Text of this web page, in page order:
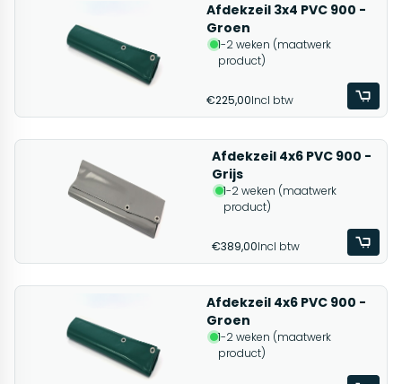
Afdekzeil 3x4 PVC 900 -
Groen
1-2 weken (maatwerk
product)
€225,00Incl btw
Afdekzeil 4x6 PVC 900 -
Grijs
1-2 weken (maatwerk
product)
€389,00Incl btw
Afdekzeil 4x6 PVC 900 -
Groen
1-2 weken (maatwerk
product)